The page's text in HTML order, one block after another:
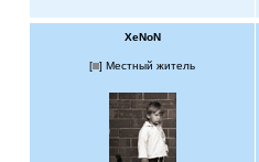
XeNoN
[ ] Местный житель